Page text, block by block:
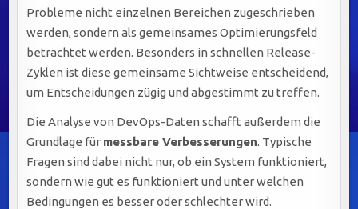
Probleme nicht einzelnen Bereichen zugeschrieben
werden, sondern als gemeinsames Optimierungsfeld
betrachtet werden. Besonders in schnellen Release-
Zyklen ist diese gemeinsame Sichtweise entscheidend,
um Entscheidungen zügig und abgestimmt zu treffen.
Die Analyse von DevOps-Daten schafft außerdem die
Grundlage für messbare Verbesserungen. Typische
Fragen sind dabei nicht nur, ob ein System funktioniert,
sondern wie gut es funktioniert und unter welchen
Bedingungen es besser oder schlechter wird.